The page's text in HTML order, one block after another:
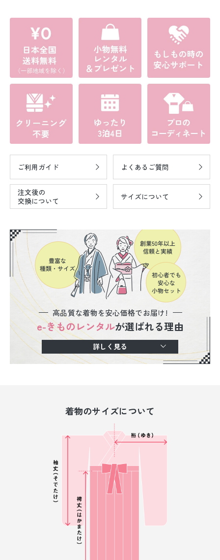
ご利用ガイド よくあるご質問
注文後の
交換について
サイズについて
高品質な着物を安心価格でお届け!
e-きものレンタルが選ばれる理由
詳しく見る
着物のサイズについて